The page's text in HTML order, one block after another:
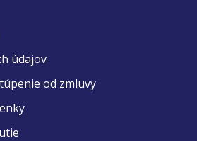
údajov
od zmluvy